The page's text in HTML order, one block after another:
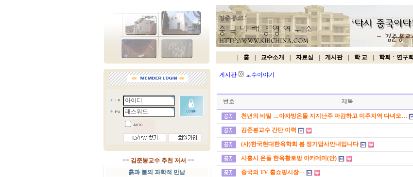
홈 교수소개 자료실 게시판 학 교 학회ㆍ연구회
== 김준봉교수 추천 저서 ==
흙과 불의 과학적 만남
게시판
교수이야기
번호 제목
천년의 비밀 ㅡ아자방온돌 지지난주 마감하고 미주지역 다녀오…
김준봉교수 간단 이력
(사)한국현대한옥학회 봄 정기답사안내입니다
시흥시 온돌 한옥황토방 아카데미(안)
중국의 TV 홈쇼핑시장---